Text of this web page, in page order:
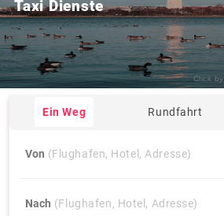
Taxi Dienste
Click
Ein Weg Rundfahrt
Von (Flughafen, Hotel, Adresse)
Nach (Flughafen, Hotel, Adresse)